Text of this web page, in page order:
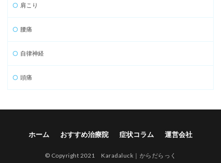
肩こり
腰痛
自律神経
頭痛
ホーム おすすめ治療院 症状コラム 運営会社
© Copyright 2021 Karadaluck｜からだらっく